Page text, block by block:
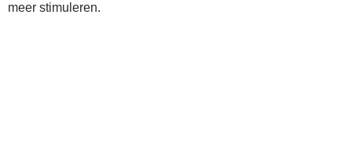
meer stimuleren.